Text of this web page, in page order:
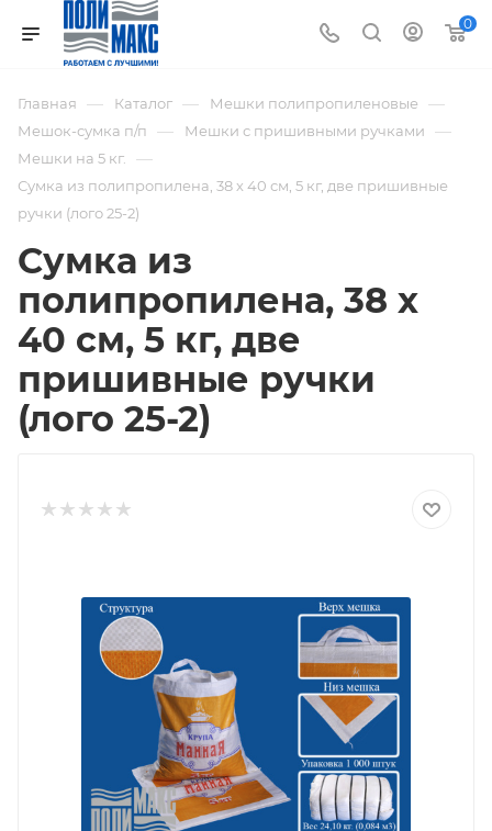
0
Главная — Каталог — Мешки полипропиленовые —
Мешок-сумка п/п — Мешки с пришивными ручками —
Мешки на 5 кг. —
Сумка из полипропилена, 38 х 40 см, 5 кг, две пришивные
ручки (лого 25-2)
Сумка из
полипропилена, 38 х
40 см, 5 кг, две
пришивные ручки
(лого 25-2)